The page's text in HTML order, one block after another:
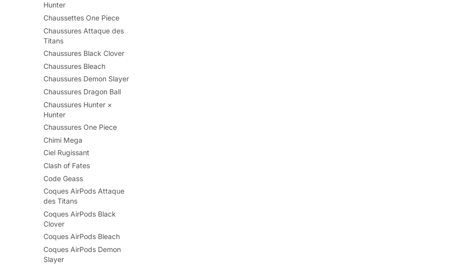
Hunter
Chaussettes One Piece
Chaussures Attaque des
Titans
Chaussures Black Clover
Chaussures Bleach
Chaussures Demon Slayer
Chaussures Dragon Ball
Chaussures Hunter ×
Hunter
Chaussures One Piece
Chimi Mega
Ciel Rugissant
Clash of Fates
Code Geass
Coques AirPods Attaque
des Titans
Coques AirPods Black
Clover
Coques AirPods Bleach
Coques AirPods Demon
Slayer